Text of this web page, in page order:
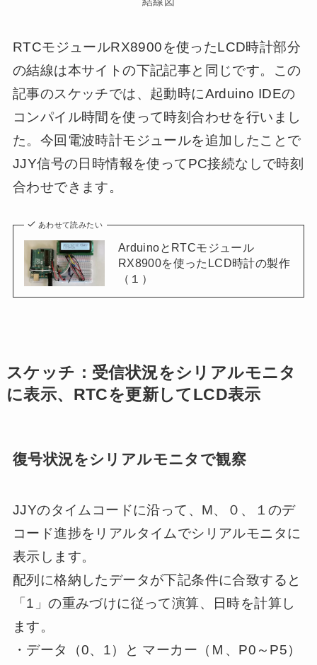
RTCモジュールRX8900を使ったLCD時計部分
の結線は本サイトの下記記事と同じです。この
記事のスケッチでは、起動時にArduino IDEの
コンパイル時間を使って時刻合わせを行いまし
た。今回電波時計モジュールを追加したことで
JJY信号の日時情報を使ってPC接続なしで時刻
合わせできます。
あわせて読みたい
ArduinoとRTCモジュール
RX8900を使ったLCD時計の製作
（１）
スケッチ：受信状況をシリアルモニタ
に表示、RTCを更新してLCD表示
復号状況をシリアルモニタで観察
JJYのタイムコードに沿って、M、０、１のデ
コード進捗をリアルタイムでシリアルモニタに
表示します。
配列に格納したデータが下記条件に合致すると
「1」の重みづけに従って演算、日時を計算し
ます。
・データ（0、1）と マーカー（Ｍ、P0～P5）